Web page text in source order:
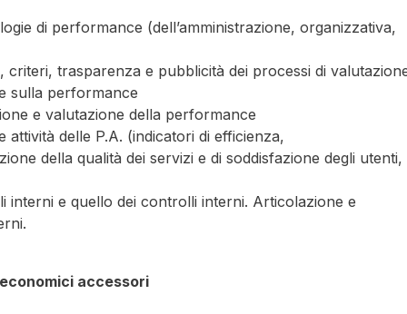
di performance (dell’amministrazione, organizzativa,
criteri, trasparenza e pubblicità dei processi di
sulla performance
e valutazione della performance
attività delle P.A. (indicatori di efficienza,
della qualità dei servizi e di soddisfazione degli utenti,
interni e quello dei controlli interni. Articolazione e
accessori